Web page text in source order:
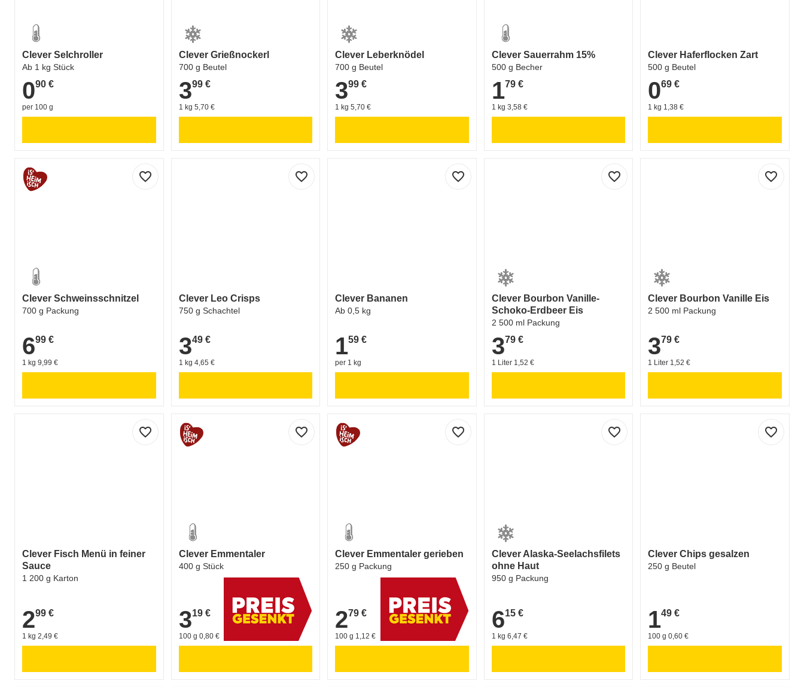
Clever Selchroller
Ab 1 kg Stück
0,90 €
090 €
per 100 g
Clever Grießnockerl
700 g Beutel
3,99 €
399 €
1 kg 5,70 €
Clever Leberknödel
700 g Beutel
3,99 €
399 €
1 kg 5,70 €
Clever Sauerrahm 15%
500 g Becher
1,79 €
179 €
1 kg 3,58 €
Clever Haferflocken Zart
500 g Beutel
0,69 €
069 €
1 kg 1,38 €
favorite_border
Clever Schweinsschnitzel
700 g Packung
6,99 €
699 €
1 kg 9,99 €
favorite_border
Clever Leo Crisps
750 g Schachtel
3,49 €
349 €
1 kg 4,65 €
favorite_border
Clever Bananen
Ab 0,5 kg
1,59 €
159 €
per 1 kg
favorite_border
Clever Bourbon Vanille-
Schoko-Erdbeer Eis
2 500 ml Packung
3,79 €
379 €
1 Liter 1,52 €
favorite_border
Clever Bourbon Vanille Eis
2 500 ml Packung
3,79 €
379 €
1 Liter 1,52 €
favorite_border
Clever Fisch Menü in feiner
Sauce
1 200 g Karton
2,99 €
299 €
1 kg 2,49 €
favorite_border
Clever Emmentaler
400 g Stück
3,19 €
319 €
100 g 0,80 €
favorite_border
Clever Emmentaler gerieben
250 g Packung
2,79 €
279 €
100 g 1,12 €
favorite_border
Clever Alaska-Seelachsfilets
ohne Haut
950 g Packung
6,15 €
615 €
1 kg 6,47 €
favorite_border
Clever Chips gesalzen
250 g Beutel
1,49 €
149 €
100 g 0,60 €